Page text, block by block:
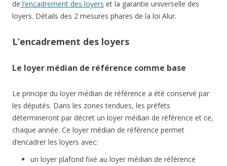
de l’encadrement des loyers et la garantie universelle des
loyers. Détails des 2 mesures phares de la loi Alur.
L’encadrement des loyers
Le loyer médian de référence comme base
Le principe du loyer médian de référence a été conservé par
les députés. Dans les zones tendues, les préfets
détermineront par décret un loyer médian de référence et ce,
chaque année. Ce loyer médian de référence permet
d’encadrer les loyers avec:
un loyer plafond fixé au loyer médian de référence